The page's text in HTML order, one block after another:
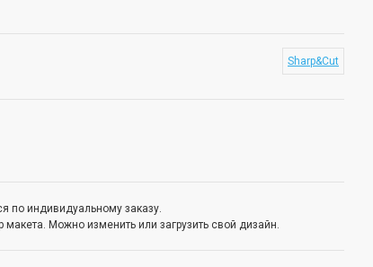
Sharp&Cut
по индивидуальному заказу.
Можно изменить или загрузить свой дизайн.